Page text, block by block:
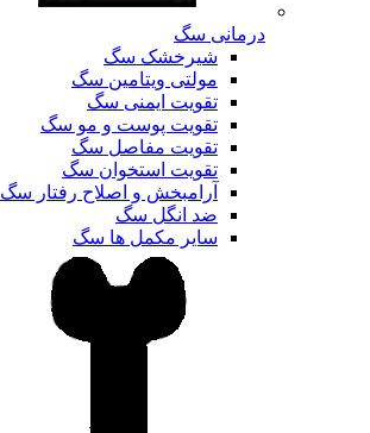
درمانی سگ
شیرخشک سگ
مولتی ویتامین سگ
تقویت ایمنی سگ
تقویت پوست و مو سگ
تقویت مفاصل سگ
تقویت استخوان سگ
آرامبخش و اصلاح رفتار سگ
ضد انگل سگ
سایر مکمل ها سگ